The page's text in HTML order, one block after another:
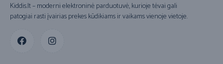
Kiddis.lt – moderni elektroninė parduotuvė, kurioje tėvai gali
patogiai rasti įvairias prekes kūdikiams ir vaikams vienoje vietoje.